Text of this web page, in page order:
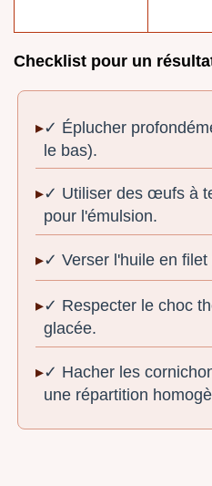
Checklist pour un
✓ Éplucher
le bas).
✓ Utiliser des œufs à
pour l'émulsion.
✓ Verser l'huile en filet
✓ Respecter le choc
glacée.
✓ Hacher les
une répartition